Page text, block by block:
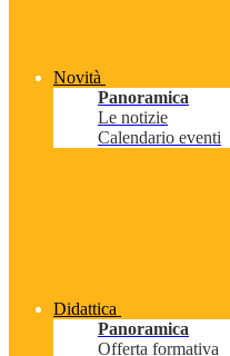
Novità
Panoramica
Le notizie
Calendario eventi
Didattica
Panoramica
Offerta formativa